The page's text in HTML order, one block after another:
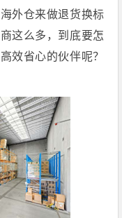
外仓来做退货换标
这么多，到底要怎
效省心的伙伴呢？